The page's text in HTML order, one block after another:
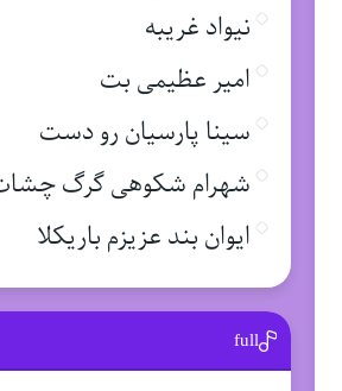
نیواد غریبه
امیر عظیمی بت
سینا پارسیان رو دست
شهرام شکوهی گرگ
ایوان بند عزیزم باریکلا
full